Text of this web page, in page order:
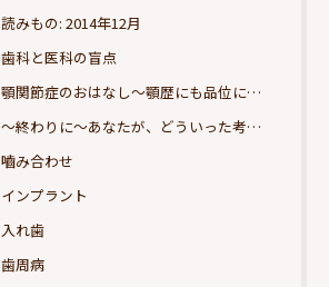
読みもの: 2014年12月
歯科と医科の盲点
顎関節症のおはなし～顎歴にも品位にこだわりたい
～終わりに～あなたが、どういった考えの治療をお求めになられるのか？
嚙み合わせ
インプラント
入れ歯
歯周病